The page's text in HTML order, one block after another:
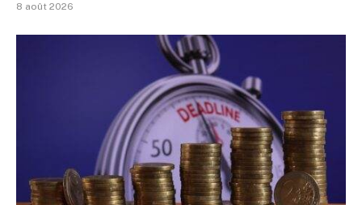
8 août 2026